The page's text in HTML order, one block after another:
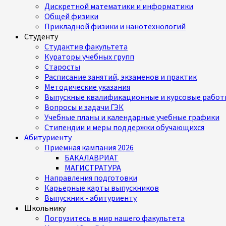
Дискретной математики и информатики
Общей физики
Прикладной физики и нанотехнологий
Студенту
Студактив факультета
Кураторы учебных групп
Старосты
Расписание занятий, экзаменов и практик
Методические указания
Выпускные квалификационные и курсовые
Вопросы и задачи ГЭК
Учебные планы и календарные учебные графики
Стипендии и меры поддержки обучающихся
Абитуриенту
Приёмная кампания 2026
БАКАЛАВРИАТ
МАГИСТРАТУРА
Направления подготовки
Карьерные карты выпускников
Выпускник - абитуриенту
Школьнику
Погрузитесь в мир нашего факультета